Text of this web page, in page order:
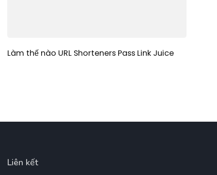
Làm thế nào URL Shorteners Pass Link Juice
Liên kết